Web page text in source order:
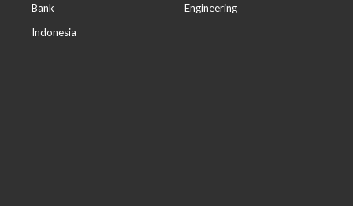
Bank
Indonesia
Engineering